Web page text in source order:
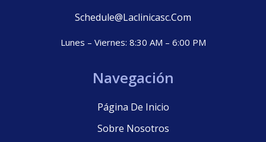
Schedule@laclinicasc.com
Lunes – Viernes: 8:30 AM – 6:00 PM
Navegación
Página De Inicio
Sobre Nosotros